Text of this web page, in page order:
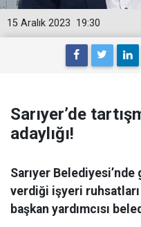
19:30
15 Aralık 2023
Sarıyer’de
adaylığı!
Sarıyer
verdiği işyeri
başkan yardımcısı